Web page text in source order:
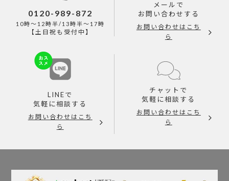
0120-989-872
10時～12時半/13時半～17時
【土日祝も受付中】
メールで
お問い合わせする
お問い合わせはこち
ら
LINEで
気軽に相談する
お問い合わせはこち
ら
チャットで
気軽に相談する
お問い合わせはこち
ら